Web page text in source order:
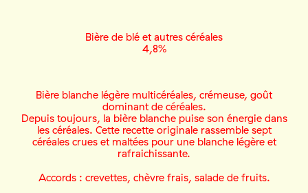
Bière de blé et autres céréales
4,8%
Bière blanche légère multicéréales, crémeuse, goût
dominant de céréales.
Depuis toujours, la bière blanche puise son énergie dans
les céréales. Cette recette originale rassemble sept
céréales crues et maltées pour une blanche légère et
rafraichissante.
Accords : crevettes, chèvre frais, salade de fruits.